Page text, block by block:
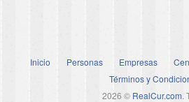
Inicio Personas Empresas
Términos y
2026 © RealCur.com.